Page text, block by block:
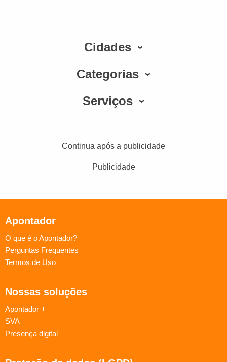
Cidades
Categorias
Serviços
Continua após a publicidade
Publicidade
Apontador
O que é o Apontador?
Perguntas Frequentes
Termos de Uso
Nossas soluções
Apontador +
SVA
Presença digital